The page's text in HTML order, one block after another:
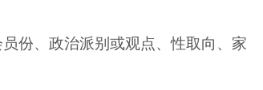
份、政治派别或观点、性取向、家